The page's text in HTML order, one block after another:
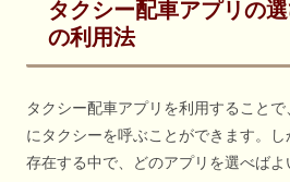
タクシー配車アプリの
の利用法
タクシー配車アプリを利用すること
にタクシーを呼ぶことができます。
存在する中で、どのアプリを選べば